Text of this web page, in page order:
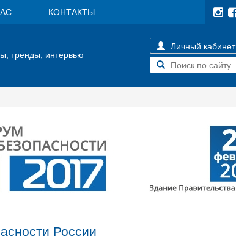
КОНТАКТЫ
тренды, интервью
Личный кабинет
России